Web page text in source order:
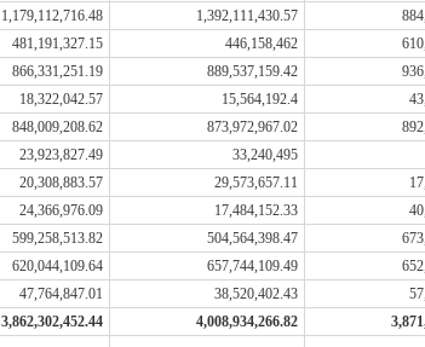
1,179,112,716.48 1,392,111,430.57
481,191,327.15 446,158,462
866,331,251.19 889,537,159.42
18,322,042.57 15,564,192.4
848,009,208.62 873,972,967.02
23,923,827.49 33,240,495
20,308,883.57 29,573,657.11
24,366,976.09 17,484,152.33
599,258,513.82 504,564,398.47
620,044,109.64 657,744,109.49
47,764,847.01 38,520,402.43
3,862,302,452.44 4,008,934,266.82